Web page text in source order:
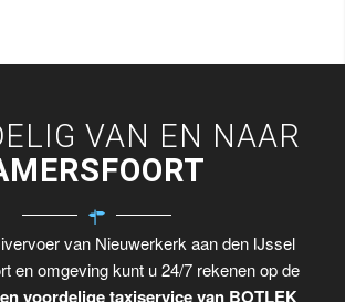
VAN EN NAAR
van Nieuwerkerk aan den IJssel
en omgeving kunt u 24/7 rekenen op de
voordelige taxiservice van BOTLEK